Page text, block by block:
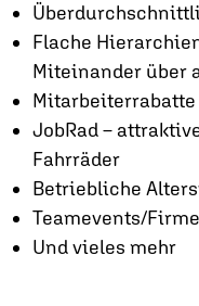
Flache
Miteinander über
Mitarbeiterrabatte
JobRad –
Fahrräder
Betriebliche
Teamevents/
Und vieles mehr